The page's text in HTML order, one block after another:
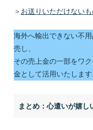
＞ お送りいただけない
海外へ輸出できない不
売し、
その売上金の一部をワ
金として活用いたします
まとめ：心遣いが嬉し